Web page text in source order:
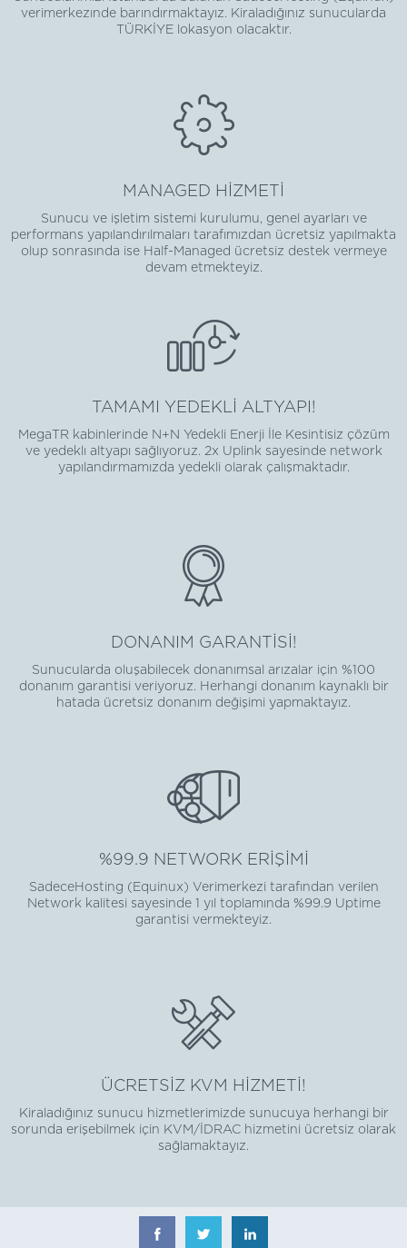
verimerkezınde barındırmaktayız. Kiraladığınız sunucularda
TÜRKİYE lokasyon olacaktır.
MANAGED HİZMETİ
Sunucu ve işletim sistemi kurulumu, genel ayarları ve
performans yapılandırılmaları tarafımızdan ücretsiz yapılmakta
olup sonrasında ise Half-Managed ücretsiz destek vermeye
devam etmekteyiz.
TAMAMI YEDEKLİ ALTYAPI!
MegaTR kabinlerinde N+N Yedekli Enerji İle Kesintisiz çözüm
ve yedeklı altyapı sağlıyoruz. 2x Uplink sayesinde network
yapılandırmamızda yedekli olarak çalışmaktadır.
DONANIM GARANTİSİ!
Sunucularda oluşabilecek donanımsal arızalar için %100
donanım garantisi veriyoruz. Herhangi donanım kaynaklı bir
hatada ücretsiz donanım değişimi yapmaktayız.
%99.9 NETWORK ERİŞİMİ
SadeceHosting (Equinux) Verimerkezi tarafından verilen
Network kalitesi sayesinde 1 yıl toplamında %99.9 Uptime
garantisi vermekteyiz.
ÜCRETSİZ KVM HİZMETİ!
Kiraladığınız sunucu hizmetlerimizde sunucuya herhangi bir
sorunda erişebilmek için KVM/İDRAC hizmetini ücretsiz olarak
sağlamaktayız.